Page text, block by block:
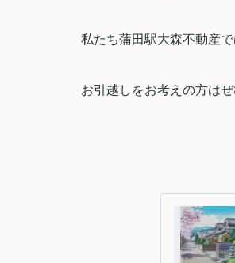
私たち蒲田駅大森不動産で
お引越しをお考えの方は